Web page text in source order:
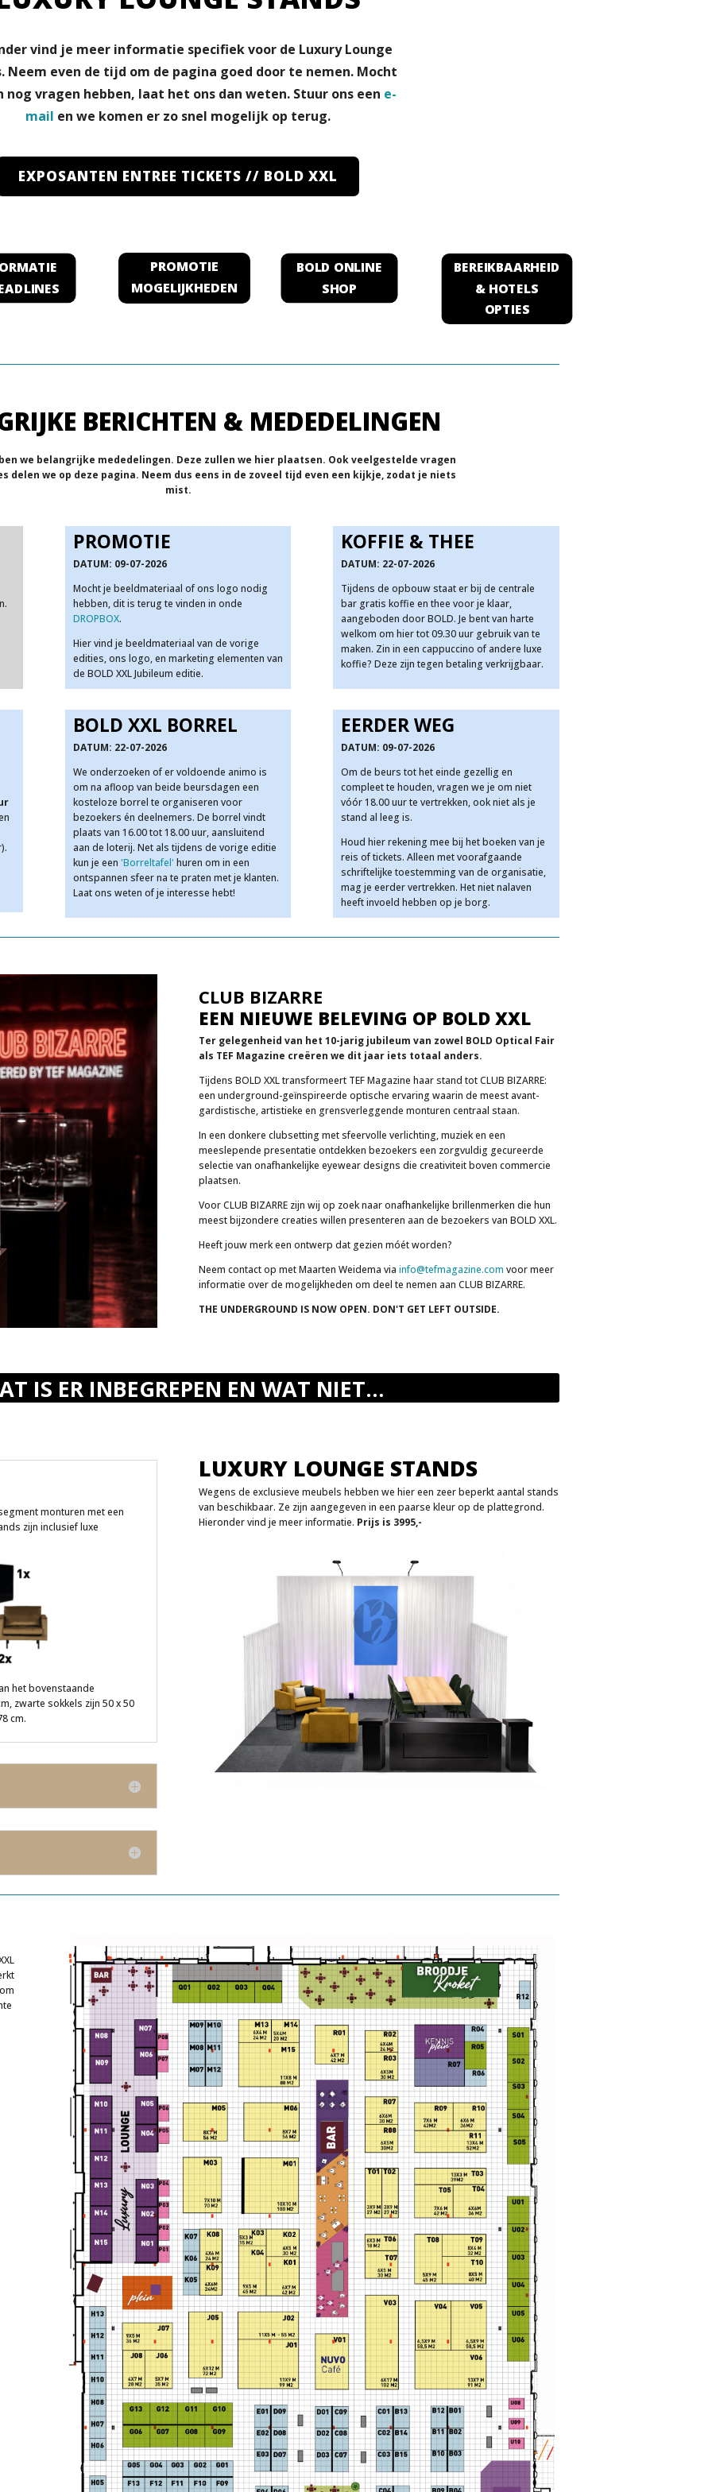
vind je meer informatie specifiek voor de Luxury Lounge
Neem even de tijd om de pagina goed door te nemen. Mocht
nog vragen hebben, laat het ons dan weten. Stuur ons een e-
mail en we komen er zo snel mogelijk op terug.
EXPOSANTEN ENTREE TICKETS // BOLD XXL
PROMOTIE
MOGELIJKHEDEN
BOLD ONLINE
SHOP
BEREIKBAARHEID
& HOTELS
OPTIES
BERICHTEN & MEDEDELINGEN
we belangrijke mededelingen. Deze zullen we hier plaatsen. Ook veelgestelde vragen
delen we op deze pagina. Neem dus eens in de zoveel tijd even een kijkje, zodat je niets
mist.
PROMOTIE
DATUM: 09-07-2026
Mocht je beeldmateriaal of ons logo nodig
hebben, dit is terug te vinden in onde
DROPBOX.
Hier vind je beeldmateriaal van de vorige
edities, ons logo, en marketing elementen van
de BOLD XXL Jubileum editie.
BOLD XXL BORREL
DATUM: 22-07-2026
We onderzoeken of er voldoende animo is
om na afloop van beide beursdagen een
kosteloze borrel te organiseren voor
bezoekers én deelnemers. De borrel vindt
plaats van 16.00 tot 18.00 uur, aansluitend
aan de loterij. Net als tijdens de vorige editie
kun je een 'Borreltafel' huren om in een
ontspannen sfeer na te praten met je klanten.
Laat ons weten of je interesse hebt!
KOFFIE & THEE
DATUM: 22-07-2026
Tijdens de opbouw staat er bij de centrale
bar gratis koffie en thee voor je klaar,
aangeboden door BOLD. Je bent van harte
welkom om hier tot 09.30 uur gebruik van te
maken. Zin in een cappuccino of andere luxe
koffie? Deze zijn tegen betaling verkrijgbaar.
EERDER WEG
DATUM: 09-07-2026
Om de beurs tot het einde gezellig en
compleet te houden, vragen we je om niet
vóór 18.00 uur te vertrekken, ook niet als je
stand al leeg is.
Houd hier rekening mee bij het boeken van je
reis of tickets. Alleen met voorafgaande
schriftelijke toestemming van de organisatie,
mag je eerder vertrekken. Het niet nalaven
heeft invoeld hebben op je borg.
CLUB BIZARRE
EEN NIEUWE BELEVING OP BOLD XXL
Ter gelegenheid van het 10-jarig jubileum van zowel BOLD Optical Fair
als TEF Magazine creëren we dit jaar iets totaal anders.
Tijdens BOLD XXL transformeert TEF Magazine haar stand tot CLUB BIZARRE:
een underground-geïnspireerde optische ervaring waarin de meest avant-
gardistische, artistieke en grensverleggende monturen centraal staan.
In een donkere clubsetting met sfeervolle verlichting, muziek en een
meeslepende presentatie ontdekken bezoekers een zorgvuldig gecureerde
selectie van onafhankelijke eyewear designs die creativiteit boven commercie
plaatsen.
Voor CLUB BIZARRE zijn wij op zoek naar onafhankelijke brillenmerken die hun
meest bijzondere creaties willen presenteren aan de bezoekers van BOLD XXL.
Heeft jouw merk een ontwerp dat gezien móét worden?
Neem contact op met Maarten Weidema viainfo@tefmagazine.com voor meer
informatie over de mogelijkheden om deel te nemen aan CLUB BIZARRE.
THE UNDERGROUND IS NOW OPEN. DON'T GET LEFT OUTSIDE.
IS ER INBEGREPEN EN WAT NIET…
monturen met een
zijn inclusief luxe
het bovenstaande
zwarte sokkels zijn 50 x 50
cm.
LUXURY LOUNGE STANDS
Wegens de exclusieve meubels hebben we hier een zeer beperkt aantal stands
van beschikbaar. Ze zijn aangegeven in een paarse kleur op de plattegrond.
Hieronder vind je meer informatie. Prijs is 3995,-